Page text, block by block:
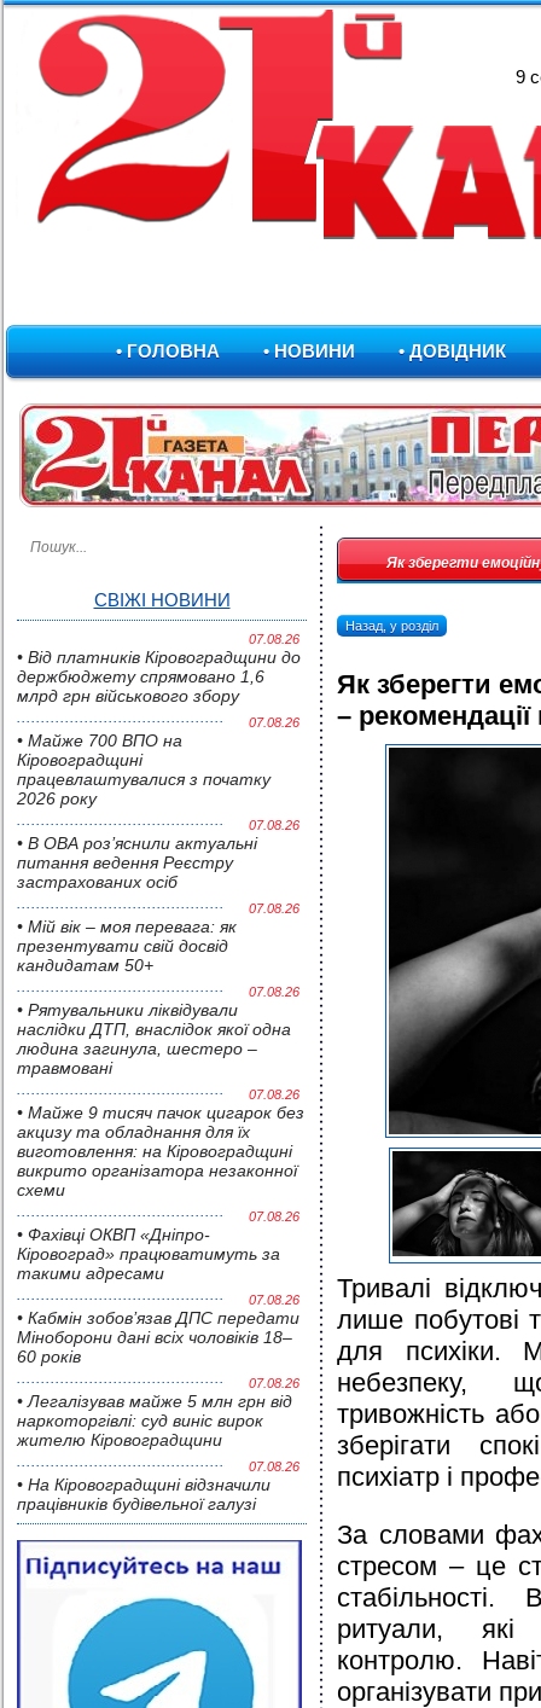
9
• ГОЛОВНА • НОВИНИ • ДОВІДНИК
СВІЖІ НОВИНИ
07.08.26
• Від платників Кіровоградщини до
держбюджету спрямовано 1,6
млрд грн військового збору
07.08.26
• Майже 700 ВПО на
Кіровоградщині
працевлаштувалися з початку
2026 року
07.08.26
• В ОВА роз’яснили актуальні
питання ведення Реєстру
застрахованих осіб
07.08.26
• Мій вік – моя перевага: як
презентувати свій досвід
кандидатам 50+
07.08.26
• Pятувальники ліквідували
наслідки ДТП, внаслідок якої одна
людина загинула, шестеро –
травмовані
07.08.26
• Майже 9 тисяч пачок цигарок без
акцизу та обладнання для їх
виготовлення: на Кіровоградщині
викрито організатора незаконної
схеми
07.08.26
• Фахівці ОКВП «Дніпро-
Кіровоград» працюватимуть за
такими адресами
07.08.26
• Кабмін зобов’язав ДПС передати
Міноборони дані всіх чоловіків 18–
60 років
07.08.26
• Легалізував майже 5 млн грн від
наркоторгівлі: суд виніс вирок
жителю Кіровоградщини
07.08.26
• На Кіровоградщині відзначили
працівників будівельної галузі
Як зберегти
Назад, у розділ
Як зберегти
– рекомендації
Тривалі
лише побутові
для психіки.
небезпеку,
тривожність
зберігати
психіатр і
За словами
стресом – це
ритуали, які
контролю.
організувати